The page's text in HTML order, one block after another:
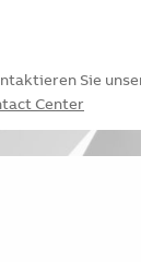
Sie
Center